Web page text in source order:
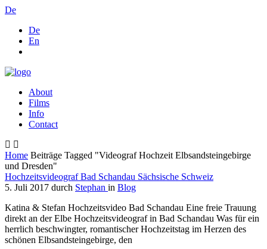
De
De
En
About
Films
Info
Contact
Home Beiträge Tagged "Videograf Hochzeit Elbsandsteingebirge
und Dresden"
Hochzeitsvideograf Bad Schandau Sächsische Schweiz
5. Juli 2017 durch Stephan in Blog
Katina & Stefan Hochzeitsvideo Bad Schandau Eine freie Trauung
direkt an der Elbe Hochzeitsvideograf in Bad Schandau Was für ein
herrlich beschwingter, romantischer Hochzeitstag im Herzen des
schönen Elbsandsteingebirge, den